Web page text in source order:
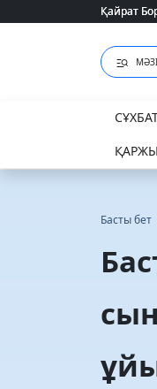
Қайрат
Қайрат
ҚАРЖЫ
Басты бет